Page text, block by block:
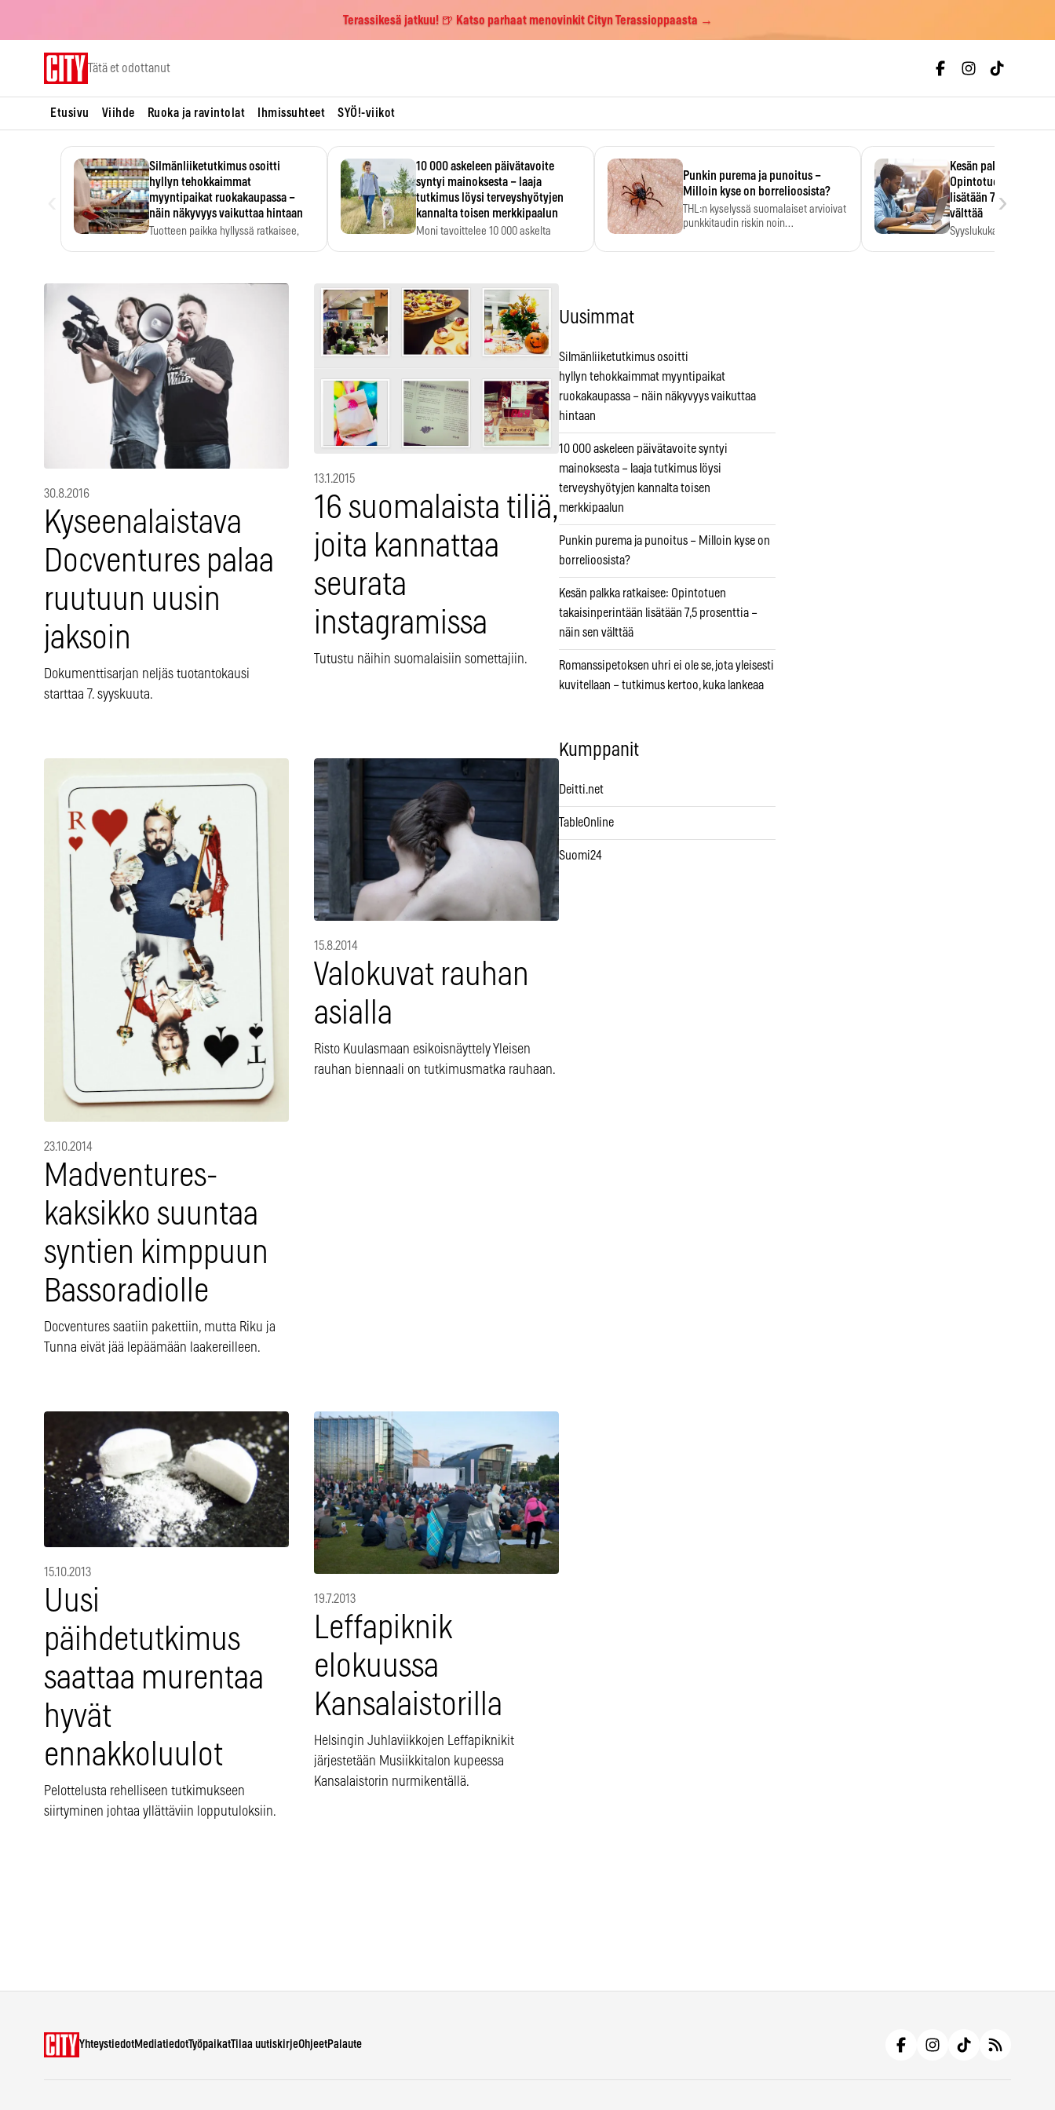
Terassikesä jatkuu! 🍺 Katso parhaat menovinkit Cityn Terassioppaasta →
Tätä et odottanut
Etusivu Viihde Ruoka ja ravintolat Ihmissuhteet SYÖ!-viikot
Silmänliiketutkimus osoitti
hyllyn tehokkaimmat
myyntipaikat ruokakaupassa –
näin näkyvyys vaikuttaa hintaan
Tuotteen paikka hyllyssä ratkaisee,
10 000 askeleen päivätavoite
syntyi mainoksesta – laaja
tutkimus löysi terveyshyötyjen
kannalta toisen merkkipaalun
Moni tavoittelee 10 000 askelta
Punkin purema ja punoitus –
Milloin kyse on borrelioosista?
THL:n kyselyssä suomalaiset arvioivat
punkkitaudin riskin noin
Kesän palkka
Opintotuen
lisätään 7,5
välttää
Syyslukukauden
›
30.8.2016
Kyseenalaistava
Docventures palaa
ruutuun uusin
jaksoin
Dokumenttisarjan neljäs tuotantokausi
starttaa 7. syyskuuta.
13.1.2015
16 suomalaista tiliä,
joita kannattaa
seurata
instagramissa
Tutustu näihin suomalaisiin somettajiin.
23.10.2014
Madventures-
kaksikko suuntaa
syntien kimppuun
Bassoradiolle
Docventures saatiin pakettiin, mutta Riku ja
Tunna eivät jää lepäämään laakereilleen.
15.8.2014
Valokuvat rauhan
asialla
Risto Kuulasmaan esikoisnäyttely Yleisen
rauhan biennaali on tutkimusmatka rauhaan.
15.10.2013
Uusi
päihdetutkimus
saattaa murentaa
hyvät
ennakkoluulot
Pelottelusta rehelliseen tutkimukseen
siirtyminen johtaa yllättäviin lopputuloksiin.
19.7.2013
Leffapiknik
elokuussa
Kansalaistorilla
Helsingin Juhlaviikkojen Leffapiknikit
järjestetään Musiikkitalon kupeessa
Kansalaistorin nurmikentällä.
Uusimmat
Silmänliiketutkimus osoitti
hyllyn tehokkaimmat myyntipaikat
ruokakaupassa – näin näkyvyys vaikuttaa
hintaan
10 000 askeleen päivätavoite syntyi
mainoksesta – laaja tutkimus löysi
terveyshyötyjen kannalta toisen
merkkipaalun
Punkin purema ja punoitus – Milloin kyse on
borrelioosista?
Kesän palkka ratkaisee: Opintotuen
takaisinperintään lisätään 7,5 prosenttia –
näin sen välttää
Romanssipetoksen uhri ei ole se, jota yleisesti
kuvitellaan – tutkimus kertoo, kuka lankeaa
Kumppanit
Deitti.net
TableOnline
Suomi24
YhteystiedotMediatiedotTyöpaikatTilaa uutiskirjeOhjeetPalaute